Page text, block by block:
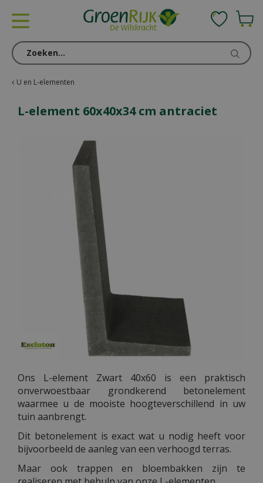
U en L-elementen
L-element 60x40x34 cm antraciet
Ons L-element Zwart 40x60 is een praktisch
onverwoestbaar grondkerend betonelement
waarmee u de mooiste hoogteverschillend in uw
tuin aanbrengt.
Dit betonelement is exact wat u nodig heeft voor
bijvoorbeeld de aanleg van een verhoogd terras.
Maar ook trappen en bloembakken zijn te